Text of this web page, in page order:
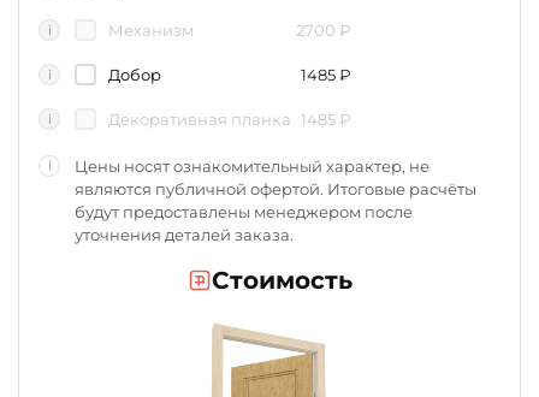
i Механизм 2700 ₽
i Добор 1485₽
i Декоративная планка 1485 ₽
i
Цены носят ознакомительный характер, не
являются публичной офертой. Итоговые расчёты
будут предоставлены менеджером после
уточнения деталей заказа.
Стоимость